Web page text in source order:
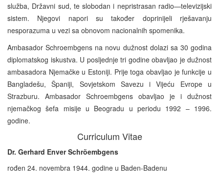
služba, Državni sud, te slobodan i nepristrasan radio—televizijski
sistem. Njegovi napori su također doprinijeli rješavanju
nesporazuma u vezi sa obnovom nacionalnih spomenika.
Ambasador Schroembgens na novu dužnost dolazi sa 30 godina
diplomatskog iskustva. U posljednje tri godine obavljao je dužnost
ambasadora Njemačke u Estoniji. Prije toga obavljao je funkcije u
Bangladešu, Španiji, Sovjetskom Savezu i Vijeću Evrope u
Strazburu. Ambasador Schroembgens obavljao je i dužnost
njemačkog šefa misije u Beogradu u periodu 1992 – 1996.
godine.
Curriculum Vitae
Dr. Gerhard Enver Schröembgens
rođen 24. novembra 1944. godine u Baden-Badenu